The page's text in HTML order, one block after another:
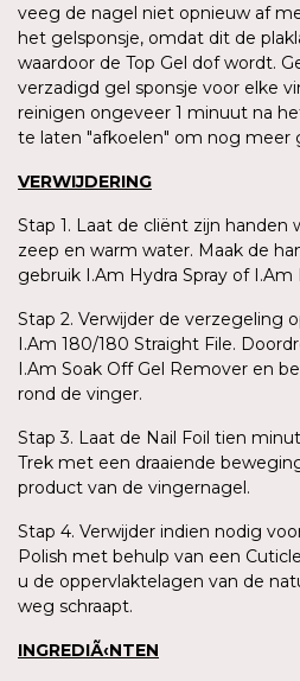
veeg de nagel niet opnieuw af
het gelsponsje, omdat dit de
waardoor de Top Gel dof wordt.
verzadigd gel sponsje voor elke
reinigen ongeveer 1 minuut na
te laten "afkoelen" om nog meer
VERWIJDERING
Stap 1. Laat de cliënt zijn handen
zeep en warm water. Maak de
gebruik I.Am Hydra Spray of I.Am
Stap 2. Verwijder de verzegeling
I.Am 180/180 Straight File.
I.Am Soak Off Gel Remover en
rond de vinger.
Stap 3. Laat de Nail Foil tien
Trek met een draaiende
product van de vingernagel.
Stap 4. Verwijder indien nodig
Polish met behulp van een
u de oppervlaktelagen van de
weg schraapt.
INGREDIÃ‹NTEN